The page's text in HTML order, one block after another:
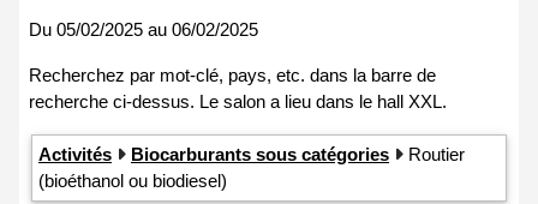
Du 05/02/2025 au 06/02/2025
Activités Biocarburants sous catégories
Routier
(bioéthanol ou biodiesel)